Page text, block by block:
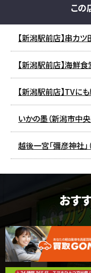
この
【新潟駅前店】串カ
【新潟駅前店】海鮮
【新潟駅前店】TVに
いかの墨（新潟市中
越後一宮「彌彦神社」
おす